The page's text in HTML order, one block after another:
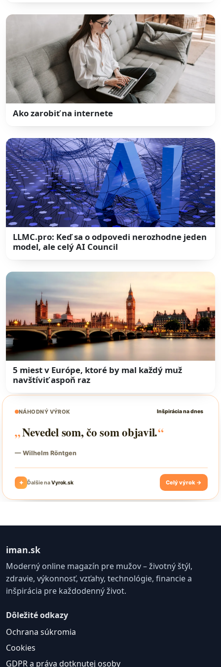
Ako zarobiť na internete
LLMC.pro: Keď sa o odpovedi nerozhodne jeden
model, ale celý AI Council
5 miest v Európe, ktoré by mal každý muž
navštíviť aspoň raz
iman.sk
Moderný online magazín pre mužov – životný štýl,
zdravie, výkonnosť, vzťahy, technológie, financie a
inšpirácia pre každodenný život.
Dôležité odkazy
Ochrana súkromia
Cookies
GDPR a práva dotknutej osoby